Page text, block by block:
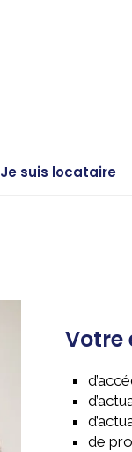
Je suis locataire
Votre
de